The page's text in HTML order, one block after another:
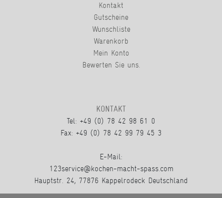
Kontakt
Gutscheine
Wunschliste
Warenkorb
Mein Konto
Bewerten Sie uns.
KONTAKT
Tel: +49 (0) 78 42 98 61 0
Fax: +49 (0) 78 42 99 79 45 3
E-Mail:
123service@kochen-macht-spass.com
Hauptstr. 24, 77876 Kappelrodeck Deutschland